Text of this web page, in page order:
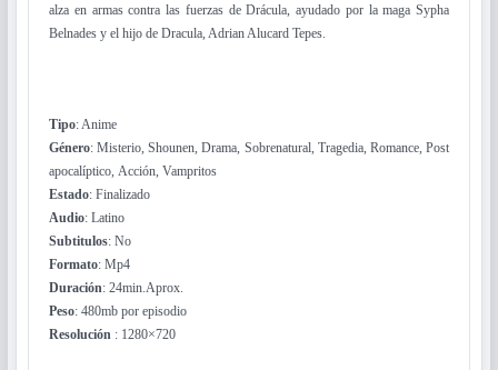
alza en armas contra las fuerzas de Drácula, ayudado por la maga Sypha
Belnades y el hijo de Dracula, Adrian Alucard Tepes.
Tipo: Anime
Género: Misterio, Shounen, Drama, Sobrenatural, Tragedia, Romance, Post
apocalíptico, Acción, Vampritos
Estado: Finalizado
Audio: Latino
Subtitulos: No
Formato: Mp4
Duración: 24min.Aprox.
Peso: 480mb por episodio
Resolución : 1280×720